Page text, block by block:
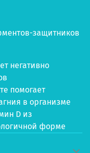
защитников
негативно
помогает
в организме
D из
форме